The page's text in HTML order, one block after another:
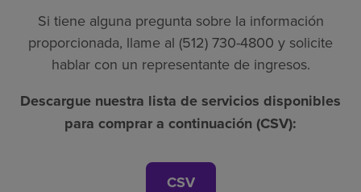
Si tiene alguna pregunta sobre la información
proporcionada, llame al (512) 730-4800 y solicite
hablar con un representante de ingresos.
Descargue nuestra lista de servicios disponibles
para comprar a continuación (CSV):
CSV